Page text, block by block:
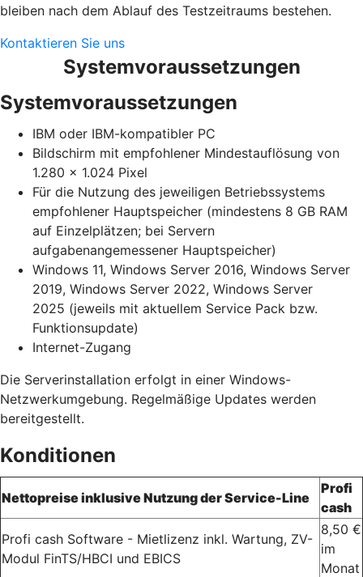
bleiben nach dem Ablauf des Testzeitraums bestehen.
Kontaktieren Sie uns
Systemvoraussetzungen
Systemvoraussetzungen
IBM oder IBM-kompatibler PC
Bildschirm mit empfohlener Mindestauflösung von
1.280 x 1.024 Pixel
Für die Nutzung des jeweiligen Betriebssystems
empfohlener Hauptspeicher (mindestens 8 GB RAM
auf Einzelplätzen; bei Servern
aufgabenangemessener Hauptspeicher)
Windows 11, Windows Server 2016, Windows Server
2019, Windows Server 2022, Windows Server
2025 (jeweils mit aktuellem Service Pack bzw.
Funktionsupdate)
Internet-Zugang
Die Serverinstallation erfolgt in einer Windows-
Netzwerkumgebung. Regelmäßige Updates werden
bereitgestellt.
Konditionen
Nettopreise inklusive Nutzung der Service-Line
Profi
cash
Profi cash Software - Mietlizenz inkl. Wartung, ZV-
Modul FinTS/HBCI und EBICS
8,50 €
im
Monat